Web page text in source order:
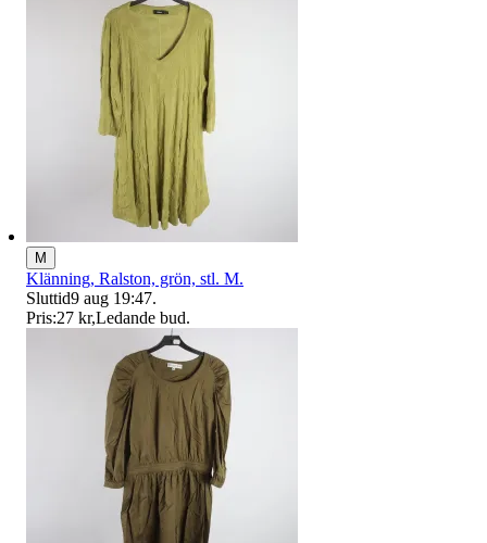
M
Klänning, Ralston, grön, stl. M.
Sluttid9 aug 19:47.
Pris:27 kr,Ledande bud.